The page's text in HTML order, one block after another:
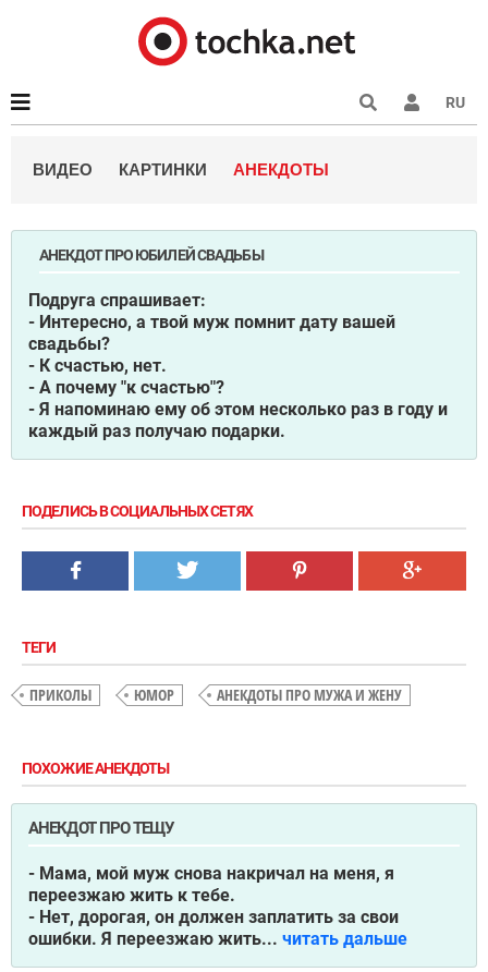
RU
ВИДЕО КАРТИНКИ АНЕКДОТЫ
АНЕКДОТ ПРО ЮБИЛЕЙ СВАДЬБЫ
Подруга спрашивает:
- Интересно, а твой муж помнит дату вашей
свадьбы?
- К счастью, нет.
- А почему "к счастью"?
- Я напоминаю ему об этом несколько раз в году и
каждый раз получаю подарки.
ПОДЕЛИСЬ В СОЦИАЛЬНЫХ СЕТЯХ
ТЕГИ
ПРИКОЛЫ ЮМОР АНЕКДОТЫ ПРО МУЖА И ЖЕНУ
ПОХОЖИЕ АНЕКДОТЫ
АНЕКДОТ ПРО ТЕЩУ
- Мама, мой муж снова накричал на меня, я
переезжаю жить к тебе.
- Нет, дорогая, он должен заплатить за свои
ошибки. Я переезжаю жить... читать дальше